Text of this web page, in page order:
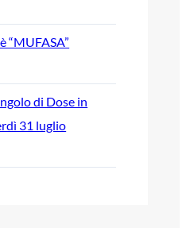
“MUFASA”
di Dose in
31 luglio